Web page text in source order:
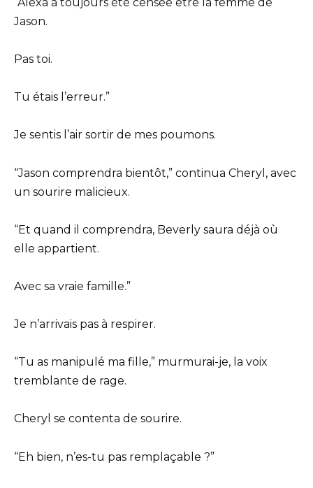
Jason.
Pas toi.
Tu étais l’erreur.”
Je sentis l’air sortir de mes poumons.
“Jason comprendra bientôt,” continua Cheryl, avec
un sourire malicieux.
“Et quand il comprendra, Beverly saura déjà où
elle appartient.
Avec sa vraie famille.”
Je n’arrivais pas à respirer.
“Tu as manipulé ma fille,” murmurai-je, la voix
tremblante de rage.
Cheryl se contenta de sourire.
“Eh bien, n’es-tu pas remplaçable ?”